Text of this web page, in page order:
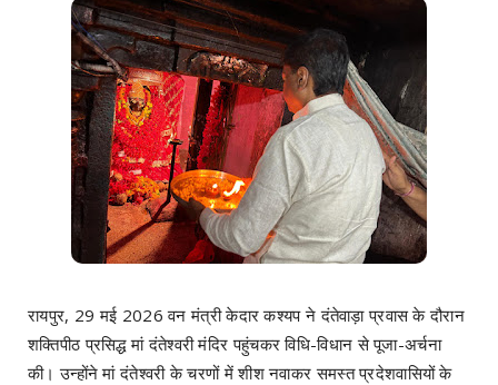
रायपुर, 29 मई 2026 वन मंत्री केदार कश्यप ने दंतेवाड़ा प्रवास के दौरान
शक्तिपीठ प्रसिद्ध मां दंतेश्वरी मंदिर पहुंचकर विधि-विधान से पूजा-अर्चना
की। उन्होंने मां दंतेश्वरी के चरणों में शीश नवाकर समस्त प्रदेशवासियों के